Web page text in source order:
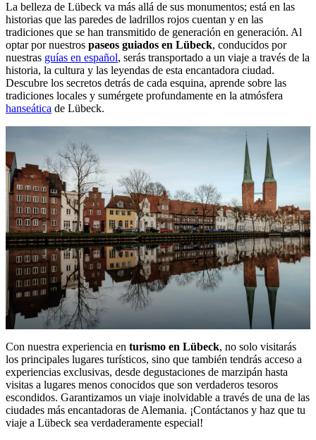
La belleza de Lübeck va más allá de sus monumentos; está en las
historias que las paredes de ladrillos rojos cuentan y en las
tradiciones que se han transmitido de generación en generación. Al
optar por nuestros paseos guiados en Lübeck, conducidos por
nuestras guías en español, serás transportado a un viaje a través de la
historia, la cultura y las leyendas de esta encantadora ciudad.
Descubre los secretos detrás de cada esquina, aprende sobre las
tradiciones locales y sumérgete profundamente en la atmósfera
hanseática de Lübeck.
Con nuestra experiencia en turismo en Lübeck, no solo visitarás
los principales lugares turísticos, sino que también tendrás acceso a
experiencias exclusivas, desde degustaciones de marzipán hasta
visitas a lugares menos conocidos que son verdaderos tesoros
escondidos. Garantizamos un viaje inolvidable a través de una de las
ciudades más encantadoras de Alemania. ¡Contáctanos y haz que tu
viaje a Lübeck sea verdaderamente especial!